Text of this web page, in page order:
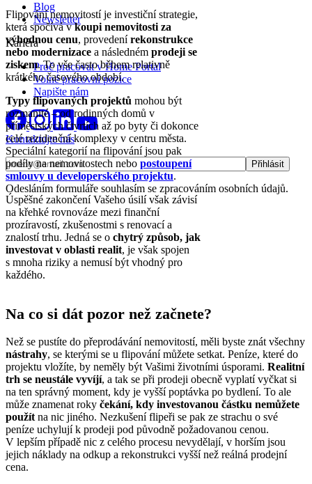
Blog
Newsletter
Kariéra
Proč pracovat v Home Portal
Volné pracovní pozice
Napište nám
Kontaktujte nás
Odesláním formuláře souhlasím se zpracováním osobních údajů.
Flipování nemovitostí je investiční strategie,
která spočívá vkoupi nemovitosti za
výhodnou cenu, provedenírekonstrukce
nebo modernizace a následném prodeji se
ziskem. To vše často během relativně
krátkého časového období.
Typy flipovaných projektů mohou být
rozmanité – od rodinných domů v
příměstských čtvrtích až po byty či dokonce
celé rezidenční komplexy v centru města.
Speciální kategorií na flipování jsou pak
podíly na nemovitostech nebo postoupení
smlouvy u developerského projektu.
Úspěšné zakončení Vašeho úsilí však závisí
na křehké rovnováze mezi finanční
prozíravostí, zkušenostmi s renovací a
znalostí trhu. Jedná se o chytrý způsob, jak
investovat v oblasti realit, je však spojen
s mnoha riziky a nemusí být vhodný pro
každého.
Na co si dát pozor než začnete?
Než se pustíte do přeprodávání nemovitostí, měli byste znát všechny
nástrahy, se kterými se u flipování můžete setkat. Peníze, které do
projektu vložíte, by neměly být Vašimi životními úsporami. Realitní
trh se neustále vyvíjí, a tak se při prodeji obecně vyplatí vyčkat si
na ten správný moment, kdy je vyšší poptávka po bydlení. To ale
může znamenat roky čekání, kdy investovanou částku nemůžete
použít na nic jiného. Nezkušení flipeři se pak ze strachu o své
peníze uchylují k prodeji pod původně požadovanou cenou.
V lepším případě nic z celého procesu nevydělají, v horším jsou
jejich náklady na odkup a rekonstrukci vyšší než reálná prodejní
cena.